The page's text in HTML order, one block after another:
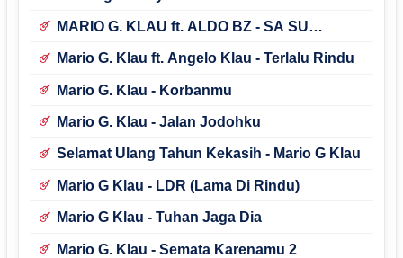
MARIO G. KLAU ft. ALDO BZ - SA SU
Mario G. Klau ft. Angelo Klau - Terlalu Rindu
Mario G. Klau - Korbanmu
Mario G. Klau - Jalan Jodohku
Selamat Ulang Tahun Kekasih - Mario G Klau
Mario G Klau - LDR (Lama Di Rindu)
Mario G Klau - Tuhan Jaga Dia
Mario G. Klau - Semata Karenamu 2